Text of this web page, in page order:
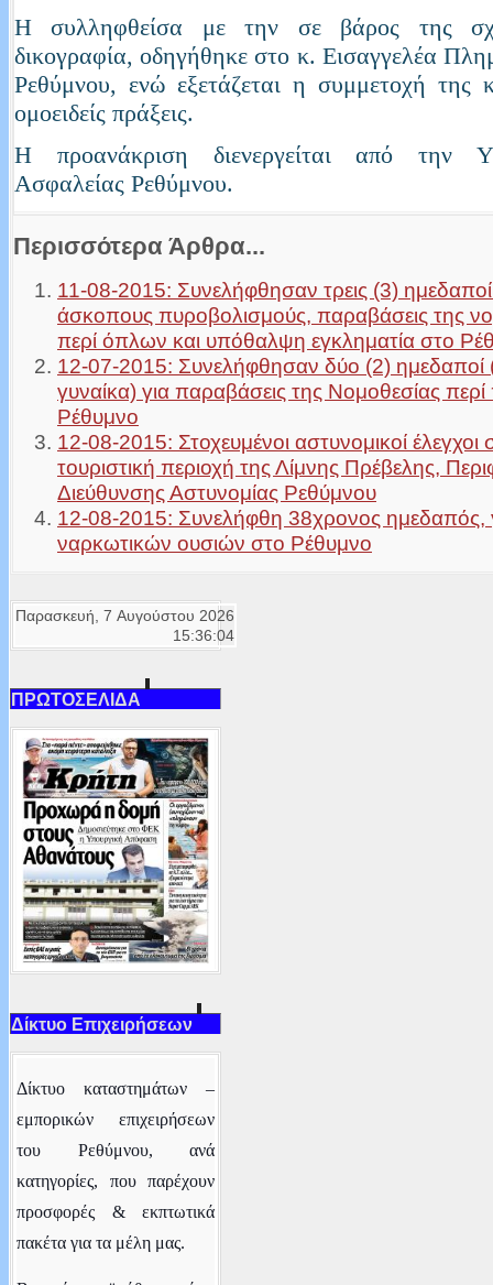
Η συλληφθείσα με την σε βάρος της
δικογραφία, οδηγήθηκε στο κ. Εισαγγελέα
Ρεθύμνου, ενώ εξετάζεται η συμμετοχή της
ομοειδείς πράξεις.
Η προανάκριση διενεργείται από την
Ασφαλείας Ρεθύμνου.
Περισσότερα Άρθρα...
11-08-2015: Συνελήφθησαν τρεις (3) ημεδαποί
άσκοπους πυροβολισμούς, παραβάσεις της
περί όπλων και υπόθαλψη εγκληματία στο
12-07-2015: Συνελήφθησαν δύο (2) ημεδαποί
γυναίκα) για παραβάσεις της Νομοθεσίας
Ρέθυμνο
12-08-2015: Στοχευμένοι αστυνομικοί έλεγχοι
τουριστική περιοχή της Λίμνης Πρέβελης,
Διεύθυνσης Αστυνομίας Ρεθύμνου
12-08-2015: Συνελήφθη 38χρονος ημεδαπός,
ναρκωτικών ουσιών στο Ρέθυμνο
Παρασκευή, 7 Αυγούστου 2026
15:36:04
ΠΡΩΤΟΣΕΛΙΔΑ
Δίκτυο Επιχειρήσεων
Δίκτυο καταστημάτων –
εμπορικών επιχειρήσεων
του Ρεθύμνου, ανά
κατηγορίες, που παρέχουν
προσφορές & εκπτωτικά
πακέτα για τα μέλη μας.